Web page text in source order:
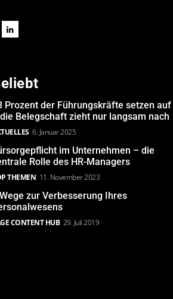
Prozent der Führungskräfte setzen auf
Belegschaft zieht nur langsam nach
6. Januar 2025
im Unternehmen – die
Rolle des HR-Managers
THEMEN 11. November 2023
zur Verbesserung Ihres
CONTENT HUB 29. Juli 2019